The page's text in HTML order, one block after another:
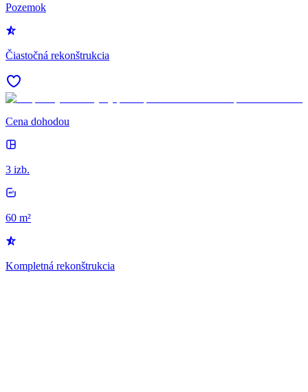
Pozemok
Čiastočná rekonštrukcia
Cena dohodou
3 izb.
60 m²
Kompletná rekonštrukcia